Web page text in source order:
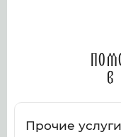
в
Прочие услуги